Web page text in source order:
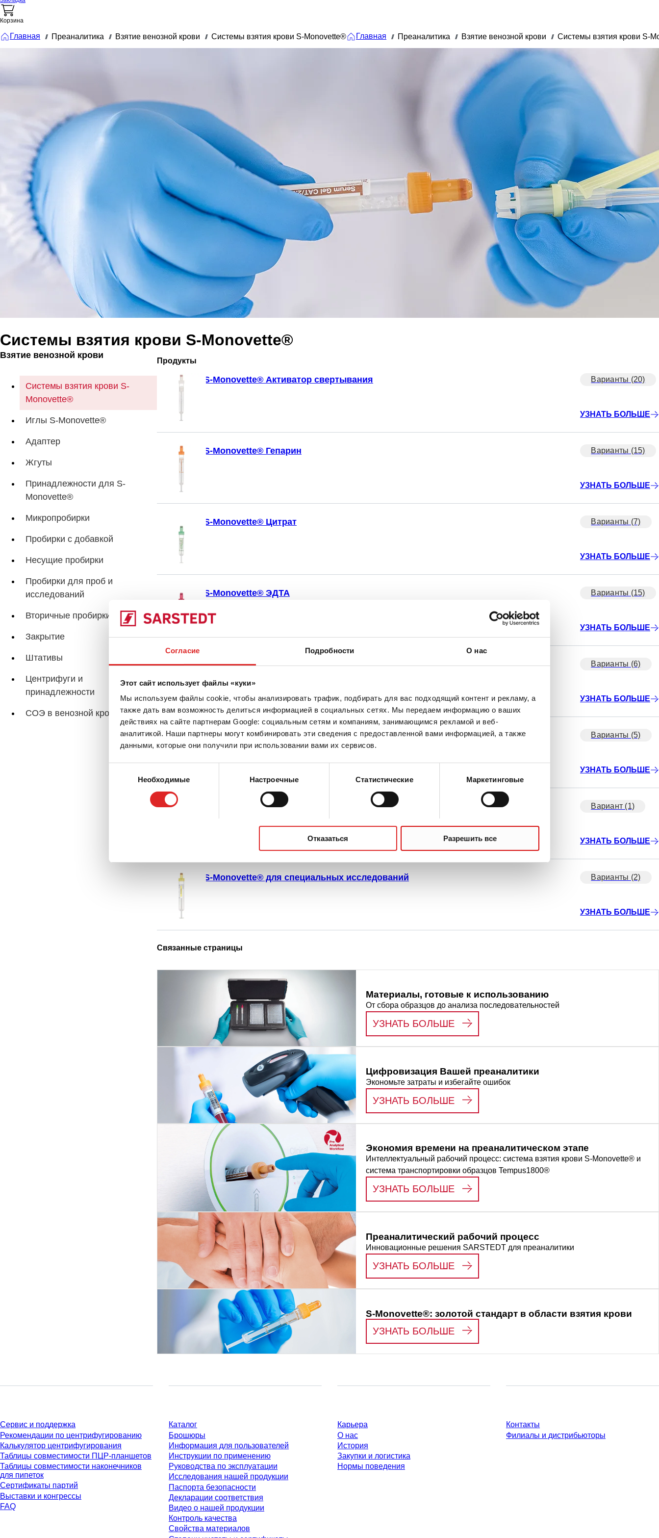
Согласие Подробности О нас
Этот сайт использует файлы «куки»
Мы используем файлы cookie, чтобы анализировать трафик, подбирать для вас подходящий контент и рекламу, а
также дать вам возможность делиться информацией в социальных сетях. Мы передаем информацию о ваших
действиях на сайте партнерам Google: социальным сетям и компаниям, занимающимся рекламой и веб-
аналитикой. Наши партнеры могут комбинировать эти сведения с предоставленной вами информацией, а также
данными, которые они получили при использовании вами их сервисов.
Необходимые Настроечные Статистические Маркетинговые
Отказаться Разрешить все
Корзина
Главная /// Преаналитика /// Взятие венозной крови /// Системы взятия крови S-Monovette® Главная /// Преаналитика /// Взятие венозной крови /// Системы взятия крови S-
Системы взятия крови S-Monovette®
Взятие венозной крови
Системы взятия крови S-
Monovette®
Иглы S-Monovette®
Адаптер
Жгуты
Принадлежности для S-
Monovette®
Микропробирки
Пробирки с добавкой
Несущие пробирки
Пробирки для проб и
исследований
Вторичные пробирки
Закрытие
Штативы
Центрифуги и
принадлежности
СОЭ в венозной крови
Продукты
S-Monovette® Активатор свертывания Варианты (20)
УЗНАТЬ БОЛЬШЕ
S-Monovette® Гепарин Варианты (15)
УЗНАТЬ БОЛЬШЕ
S-Monovette® Цитрат Варианты (7)
УЗНАТЬ БОЛЬШЕ
S-Monovette® ЭДТА Варианты (15)
УЗНАТЬ БОЛЬШЕ
S-Monovette® для определения уровня глюкозы Варианты (6)
УЗНАТЬ БОЛЬШЕ
S-Monovette® без добавок Варианты (5)
УЗНАТЬ БОЛЬШЕ
S-Monovette® для определения функции тромбоцитов Вариант (1)
УЗНАТЬ БОЛЬШЕ
S-Monovette® для специальных исследований Варианты (2)
УЗНАТЬ БОЛЬШЕ
Связанные страницы
Материалы, готовые к использованию
От сбора образцов до анализа последовательностей
УЗНАТЬ БОЛЬШЕ МАТЕРИАЛЫ, ГОТОВЫЕ К
Цифровизация Вашей преаналитики
Экономьте затраты и избегайте ошибок
УЗНАТЬ БОЛЬШЕ ЦИФРОВИЗАЦИЯ ВАШЕЙ
Экономия времени на преаналитическом этапе
Интеллектуальный рабочий процесс: система взятия крови S-Monovette® и
система транспортировки образцов Tempus1800®
УЗНАТЬ БОЛЬШЕ: ЭКОНОМИЯ ВРЕМЕНИ НА
Преаналитический рабочий процесс
Инновационные решения SARSTEDT для преаналитики
УЗНАТЬ БОЛЬШЕ ПРЕАНАЛИТИЧЕСКИЙ РАБОЧИЙ
S-Monovette®: золотой стандарт в области взятия крови
УЗНАТЬ БОЛЬШЕ S-MONOVETTE®: ЗОЛОТОЙ СТАНДАРТ
Сервис и поддержка
Рекомендации по центрифугированию
Калькулятор центрифугирования
Таблицы совместимости ПЦР-планшетов
Таблицы совместимости наконечников
для пипеток
Сертификаты партий
Выставки и конгрессы
FAQ
Каталог
Брошюры
Информация для пользователей
Инструкции по применению
Руководства по эксплуатации
Исследования нашей продукции
Паспорта безопасности
Декларации соответствия
Видео о нашей продукции
Контроль качества
Свойства материалов
Карьера
О нас
История
Закупки и логистика
Нормы поведения
Контакты
Филиалы и дистрибьюторы